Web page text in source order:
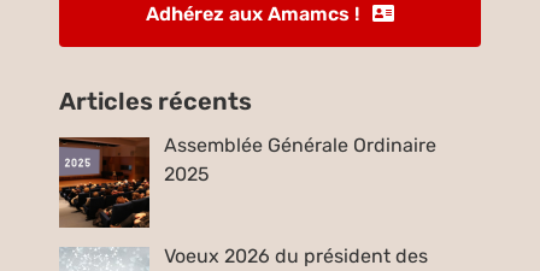
Adhérez aux Amamcs !
Articles récents
Assemblée Générale Ordinaire
2025
Voeux 2026 du président des